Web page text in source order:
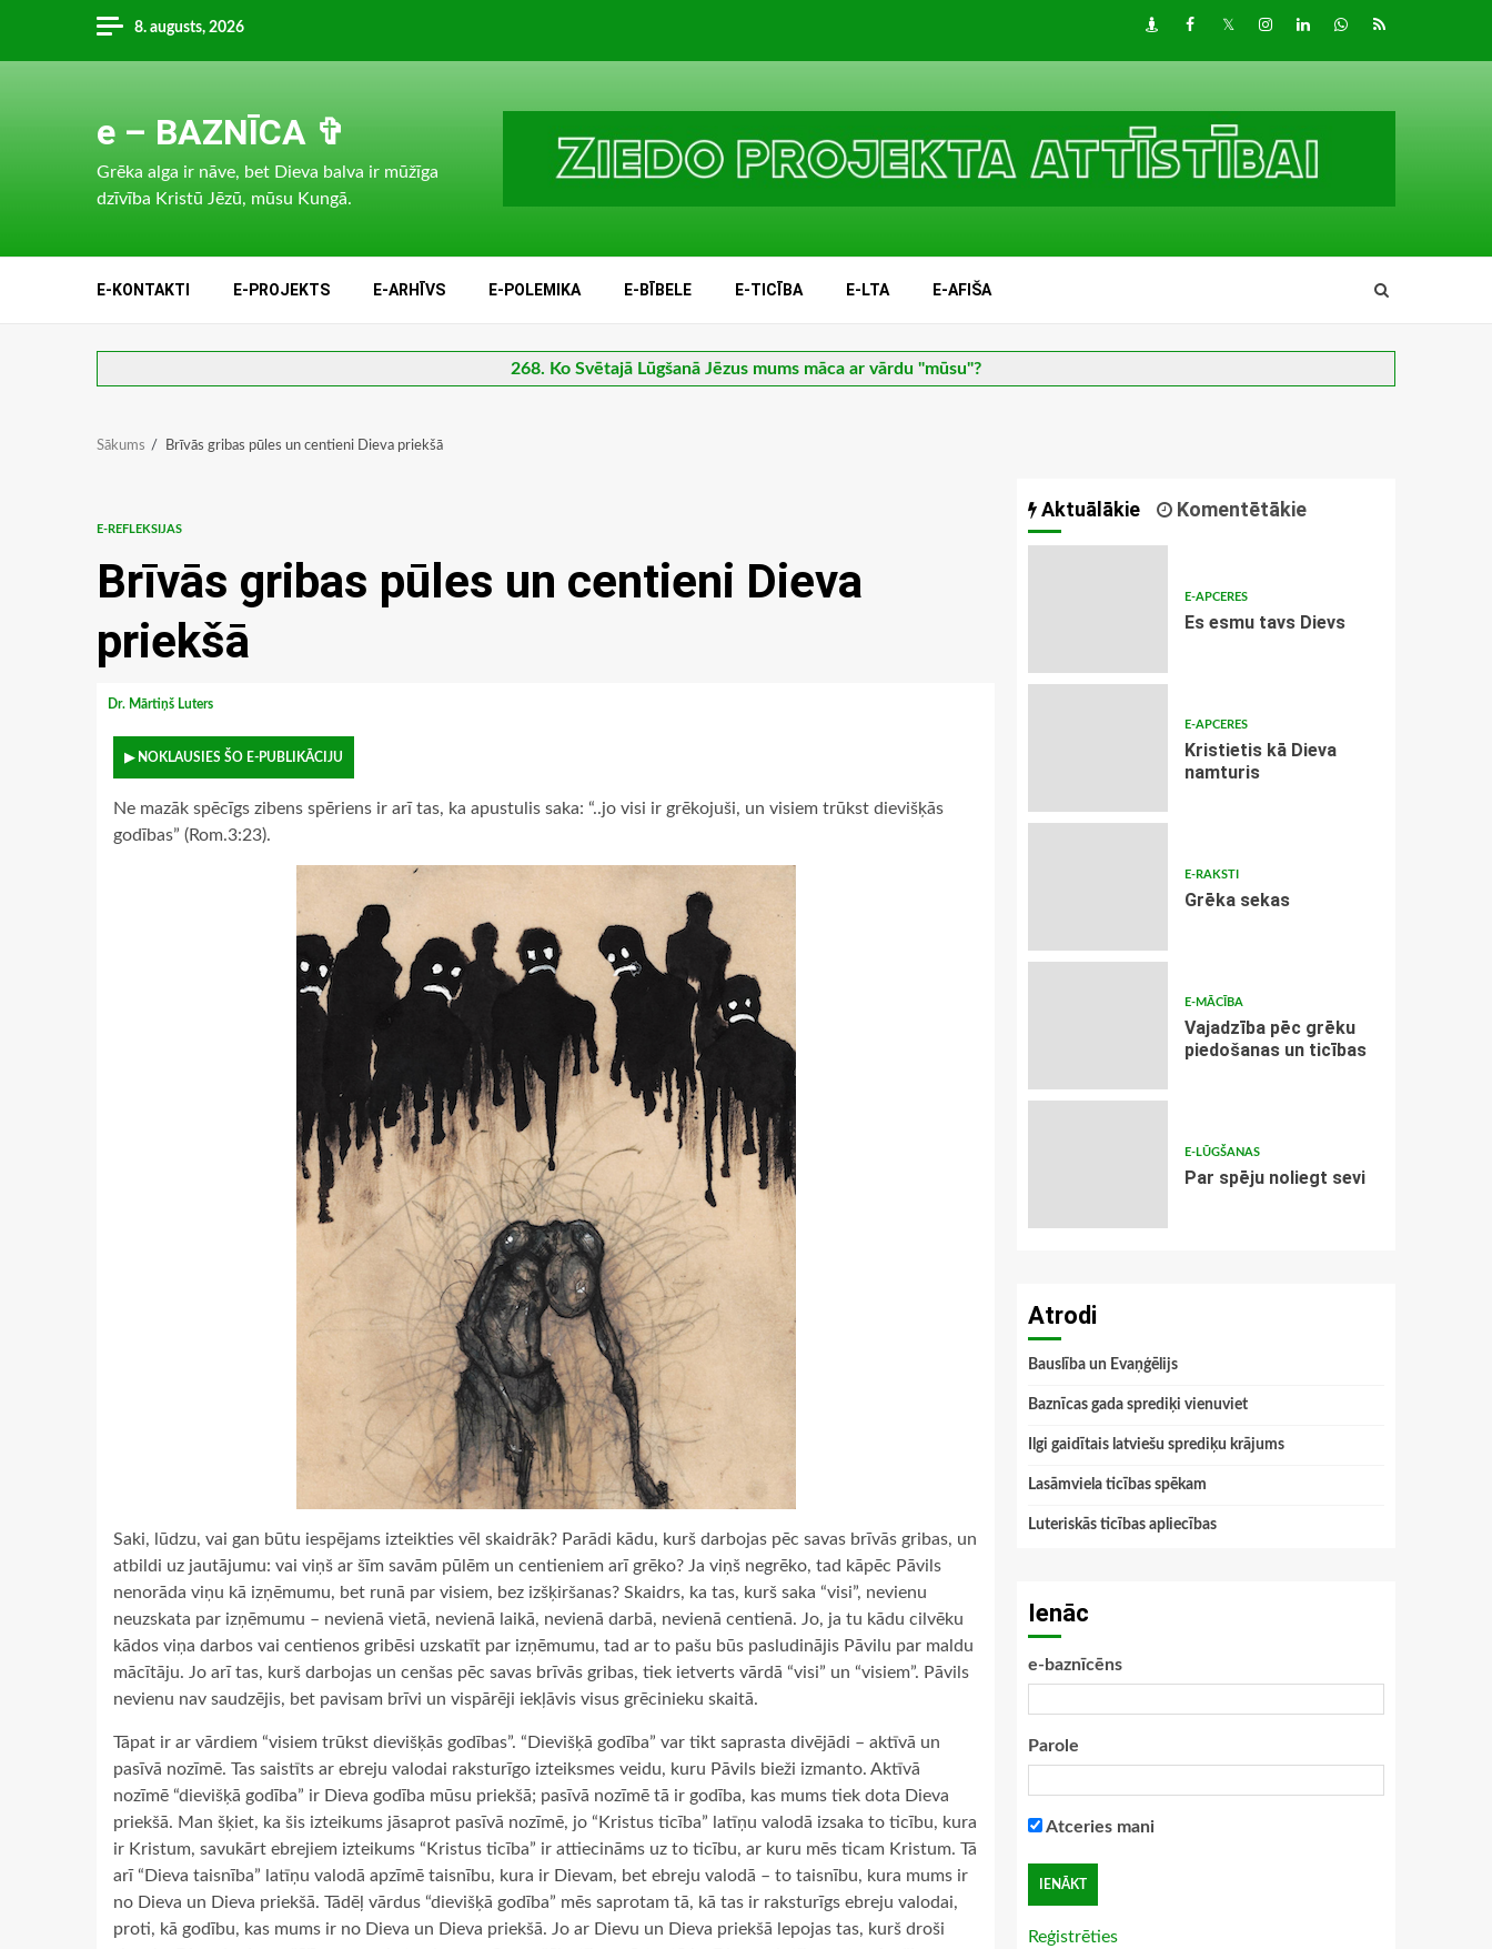
content
8. augusts, 2026 DraugiemFacebook
TwitterInstagram
LinkedInwhatsapp
RSS
e – BAZNĪCA ✞
Grēka alga ir nāve, bet Dieva balva ir mūžīga
dzīvība Kristū Jēzū, mūsu Kungā.
E-KONTAKTI E-PROJEKTS E-ARHĪVS E-POLEMIKA E-BĪBELE E-TICĪBA E-LTA E-AFIŠA
268. Ko Svētajā Lūgšanā Jēzus mums māca ar vārdu "mūsu"?
Sākums Brīvās gribas pūles un centieni Dieva priekšā
E-REFLEKSIJAS
Brīvās gribas pūles un centieni Dieva
priekšā
Dr. Mārtiņš Luters
▶ NOKLAUSIES ŠO E-PUBLIKĀCIJU
Ne mazāk spēcīgs zibens spēriens ir arī tas, ka apustulis saka: “..jo visi ir grēkojuši, un visiem trūkst dievišķās
godības” (Rom.3:23).
Saki, lūdzu, vai gan būtu iespējams izteikties vēl skaidrāk? Parādi kādu, kurš darbojas pēc savas brīvās gribas, un
atbildi uz jautājumu: vai viņš ar šīm savām pūlēm un centieniem arī grēko? Ja viņš negrēko, tad kāpēc Pāvils
nenorāda viņu kā izņēmumu, bet runā par visiem, bez izšķiršanas? Skaidrs, ka tas, kurš saka “visi”, nevienu
neuzskata par izņēmumu – nevienā vietā, nevienā laikā, nevienā darbā, nevienā centienā. Jo, ja tu kādu cilvēku
kādos viņa darbos vai centienos gribēsi uzskatīt par izņēmumu, tad ar to pašu būs pasludinājis Pāvilu par maldu
mācītāju. Jo arī tas, kurš darbojas un cenšas pēc savas brīvās gribas, tiek ietverts vārdā “visi” un “visiem”. Pāvils
nevienu nav saudzējis, bet pavisam brīvi un vispārēji iekļāvis visus grēcinieku skaitā.
Tāpat ir ar vārdiem “visiem trūkst dievišķās godības”. “Dievišķā godība” var tikt saprasta divējādi – aktīvā un
pasīvā nozīmē. Tas saistīts ar ebreju valodai raksturīgo izteiksmes veidu, kuru Pāvils bieži izmanto. Aktīvā
nozīmē “dievišķā godība” ir Dieva godība mūsu priekšā; pasīvā nozīmē tā ir godība, kas mums tiek dota Dieva
priekšā. Man šķiet, ka šis izteikums jāsaprot pasīvā nozīmē, jo “Kristus ticība” latīņu valodā izsaka to ticību, kura
ir Kristum, savukārt ebrejiem izteikums “Kristus ticība” ir attiecināms uz to ticību, ar kuru mēs ticam Kristum. Tā
arī “Dieva taisnība” latīņu valodā apzīmē taisnību, kura ir Dievam, bet ebreju valodā – to taisnību, kura mums ir
no Dieva un Dieva priekšā. Tādēļ vārdus “dievišķā godība” mēs saprotam tā, kā tas ir raksturīgs ebreju valodai,
proti, kā godību, kas mums ir no Dieva un Dieva priekšā. Jo ar Dievu un Dieva priekšā lepojas tas, kurš droši
Aktuālākie Komentētākie
E-APCERES
Es esmu tavs Dievs
E-APCERES
Kristietis kā Dieva
namturis
E-RAKSTI
Grēka sekas
E-MĀCĪBA
Vajadzība pēc grēku
piedošanas un ticības
E-LŪGŠANAS
Par spēju noliegt sevi
Atrodi
Bauslība un Evaņģēlijs
Baznīcas gada sprediķi vienuviet
Ilgi gaidītais latviešu sprediķu krājums
Lasāmviela ticības spēkam
Luteriskās ticības apliecības
Ienāc
e-baznīcēns
Parole
Atceries mani
Reģistrēties